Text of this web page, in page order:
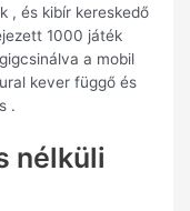
, és kibír kereskedő
1000 játék
a mobil
kever függő és
.
nélküli